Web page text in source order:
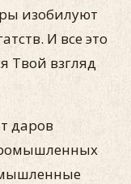
изобилуют
И все это
Твой взгляд
даров